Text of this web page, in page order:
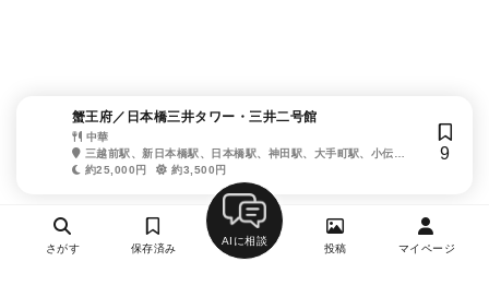
蟹王府／日本橋三井タワー・三井二号館
中華
三越前駅、新日本橋駅、日本橋駅、神田駅、大手町駅、小伝馬
町駅約25,000円 約3,500円
9
さがす 保存済み
AIに相談
投稿 マイページ